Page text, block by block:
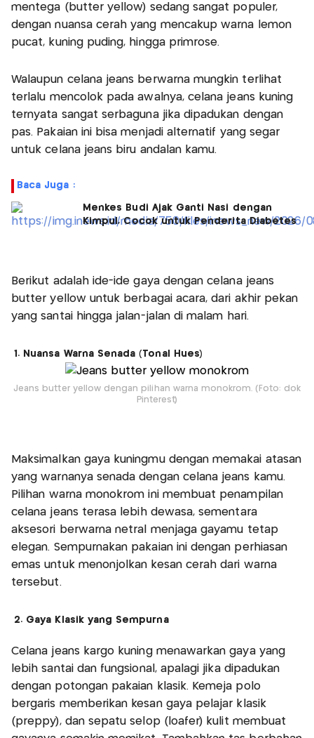
mentega (butter yellow) sedang sangat populer,
dengan nuansa cerah yang mencakup warna lemon
pucat, kuning puding, hingga primrose.
Walaupun celana jeans berwarna mungkin terlihat
terlalu mencolok pada awalnya, celana jeans kuning
ternyata sangat serbaguna jika dipadukan dengan
pas. Pakaian ini bisa menjadi alternatif yang segar
untuk celana jeans biru andalan kamu.
Baca Juga :
Menkes Budi Ajak Ganti Nasi dengan
Kimpul, Cocok untuk Penderita Diabetes
Berikut adalah ide-ide gaya dengan celana jeans
butter yellow untuk berbagai acara, dari akhir pekan
yang santai hingga jalan-jalan di malam hari.
1. Nuansa Warna Senada (Tonal Hues)
Jeans butter yellow dengan pilihan warna monokrom. (Foto: dok
Pinterest)
Maksimalkan gaya kuningmu dengan memakai atasan
yang warnanya senada dengan celana jeans kamu.
Pilihan warna monokrom ini membuat penampilan
celana jeans terasa lebih dewasa, sementara
aksesori berwarna netral menjaga gayamu tetap
elegan. Sempurnakan pakaian ini dengan perhiasan
emas untuk menonjolkan kesan cerah dari warna
tersebut.
2. Gaya Klasik yang Sempurna
Celana jeans kargo kuning menawarkan gaya yang
lebih santai dan fungsional, apalagi jika dipadukan
dengan potongan pakaian klasik. Kemeja polo
bergaris memberikan kesan gaya pelajar klasik
(preppy), dan sepatu selop (loafer) kulit membuat